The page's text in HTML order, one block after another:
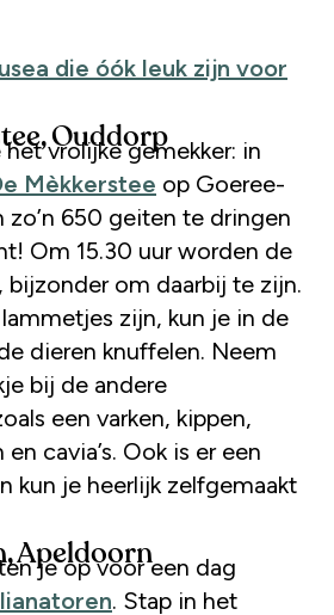
die óók leuk zijn voor
Ouddorp
vrolijke gemekker: in
Mèkkerstee op Goeree-
zo’n 650 geiten te dringen
Om 15.30 uur worden de
om daarbij te zijn.
zijn, kun je in de
dieren knuffelen. Neem
bij de andere
een varken, kippen,
cavia’s. Ook is er een
kun je heerlijk zelfgemaakt
Apeldoorn
je op voor een dag
. Stap in het